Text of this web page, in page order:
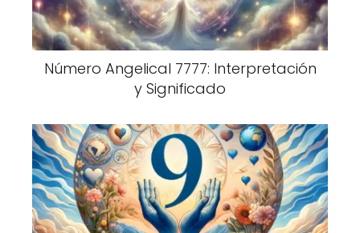
Número Angelical 7777: Interpretación
y Significado